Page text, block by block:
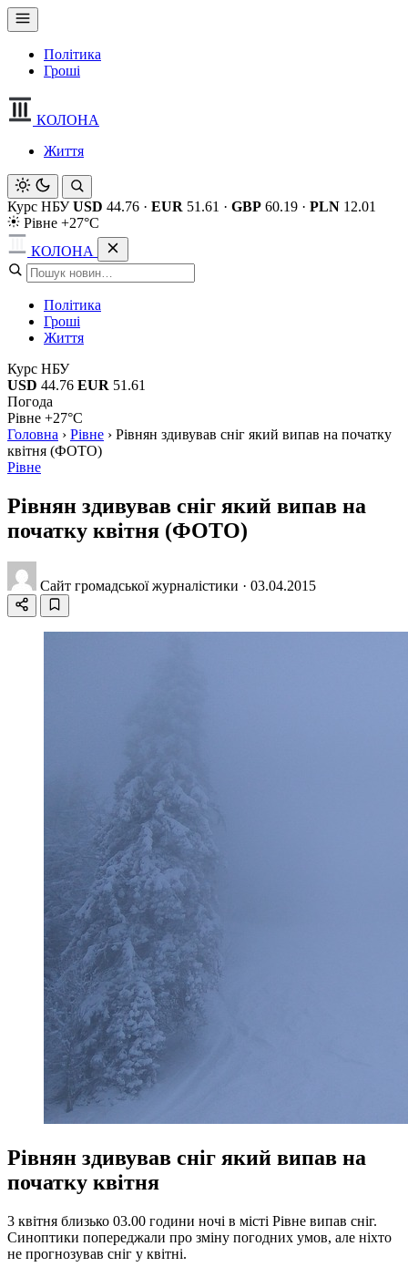
Політика
Гроші
КОЛОНА
Життя
Курс НБУ USD 44.76 · EUR 51.61 · GBP 60.19 · PLN 12.01
Рівне +27°C
КОЛОНА
Політика
Гроші
Життя
Курс НБУ
USD 44.76 EUR 51.61
Погода
Рівне +27°C
Головна › Рівне › Рівнян здивував сніг який випав на початку
квітня (ФОТО)
Рівне
Рівнян здивував сніг який випав на
початку квітня (ФОТО)
Сайт громадської журналістики · 03.04.2015
Рівнян здивував сніг який випав на
початку квітня
3 квітня близько 03.00 години ночі в місті Рівне випав сніг.
Синоптики попереджали про зміну погодних умов, але ніхто
не прогнозував сніг у квітні.